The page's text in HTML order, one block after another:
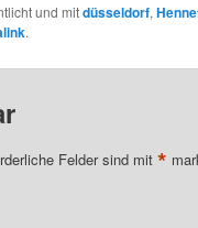
und mitdüsseldorf,
.
Felder sind mit *